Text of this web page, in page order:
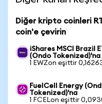
Diğer kripto coinleri
coin'e çevirin
iShares MSCI Brazil
(Ondo Tokenized)'na
1 EWZon eşittir
FuelCell Energy
Tokenized)'na
1 FCELon eşittir